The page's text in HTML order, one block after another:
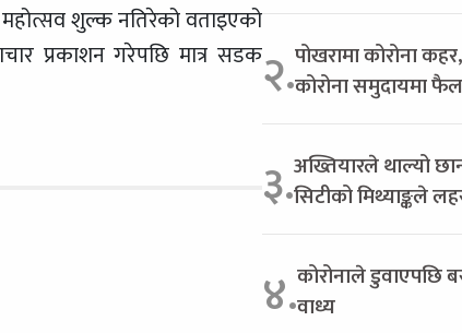
शुल्क नतिरेको वताइएको
प्रकाशन गरेपछि मात्र सडक२.पोखरामा कोरोना
कोरोना समुदायमा
३.अख्तियारले थाल्यो
सिटीको मिथ्याङ्कले
४.कोरोनाले
वाध्य